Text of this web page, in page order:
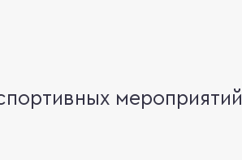
мероприятий